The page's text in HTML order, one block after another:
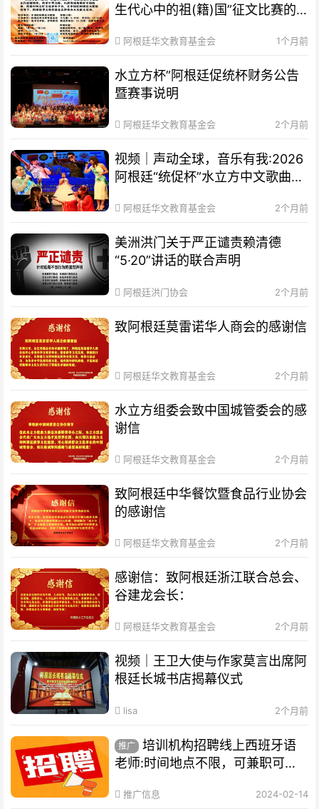
生代心中的祖(籍)国”征文比赛的
阿根廷华文教育基金会 1个月前
水立方杯”阿根廷促统杯财务公告
暨赛事说明
阿根廷华文教育基金会 2个月前
视频｜声动全球，音乐有我:2026
阿根廷“统促杯”水立方中文歌曲大
阿根廷华文教育基金会 2个月前
美洲洪门关于严正谴责赖清德
“5·20”讲话的联合声明
阿根廷洪门协会 2个月前
致阿根廷莫雷诺华人商会的感谢信
阿根廷华文教育基金会 2个月前
水立方组委会致中国城管委会的感
谢信
阿根廷华文教育基金会 2个月前
致阿根廷中华餐饮暨食品行业协会
的感谢信
阿根廷华文教育基金会 2个月前
感谢信：致阿根廷浙江联合总会、
谷建龙会长：
阿根廷华文教育基金会 2个月前
视频｜王卫大使与作家莫言出席阿
根廷长城书店揭幕仪式
lisa 2个月前
推广
培训机构招聘线上西班牙语
老师:时间地点不限，可兼职可全
推广信息 2024-02-14